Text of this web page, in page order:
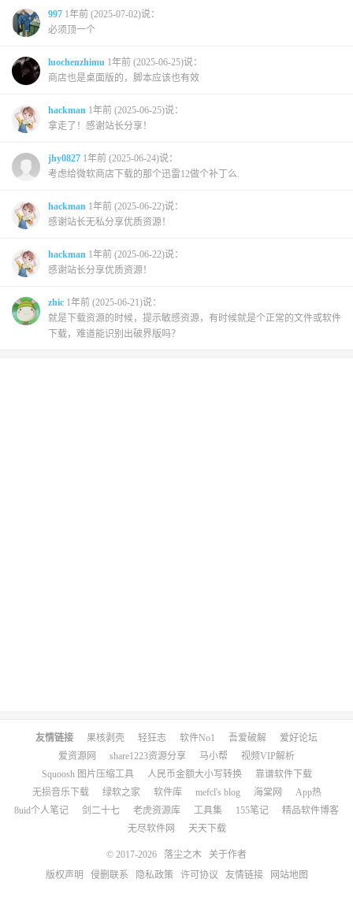
997 1年前 (2025-07-02)说：
必须顶一个
luochenzhimu 1年前 (2025-06-25)说：
商店也是桌面版的，脚本应该也有效
hackman 1年前 (2025-06-25)说：
拿走了！感谢站长分享！
jhy0827 1年前 (2025-06-24)说：
考虑给微软商店下载的那个迅雷12做个补丁么.
hackman 1年前 (2025-06-22)说：
感谢站长无私分享优质资源！
hackman 1年前 (2025-06-22)说：
感谢站长分享优质资源！
zhic 1年前 (2025-06-21)说：
就是下载资源的时候，提示敏感资源，有时候就是个正常的文件或软件
下载，难道能识别出破界版吗？
友情链接 果核剥壳 轻狂志 软件No1 吾爱破解
爱好论坛
爱资源网
share1223资源分享 马小帮
视频VIP解析
Squoosh 图片压缩工具
人民币金额大小写转换
靠谱软件下载
无损音乐下载
绿软之家 软件库 mefcl's blog 海棠网
App热
8uid个人笔记
剑二十七 老虎资源库 工具集 155笔记
精品软件博客
无尽软件网
天天下载
© 2017-2026 落尘之木
关于作者
版权声明
侵删联系 隐私政策 许可协议 友情链接 网站地图